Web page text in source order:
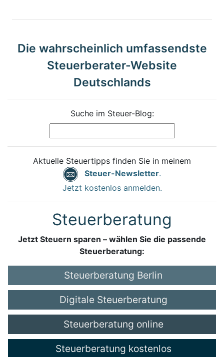
Die wahrscheinlich umfassendste
Steuerberater-Website
Deutschlands
Suche im Steuer-Blog:
Aktuelle Steuertipps finden Sie in meinem
Steuer-Newsletter.
Jetzt kostenlos anmelden.
Steuerberatung
Jetzt Steuern sparen – wählen Sie die passende
Steuerberatung:
Steuerberatung Berlin
Digitale Steuerberatung
Steuerberatung online
Steuerberatung kostenlos